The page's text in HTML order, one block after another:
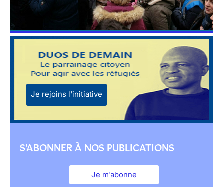
Je rejoins l'initiative
S'ABONNER À NOS PUBLICATIONS
Je m'abonne